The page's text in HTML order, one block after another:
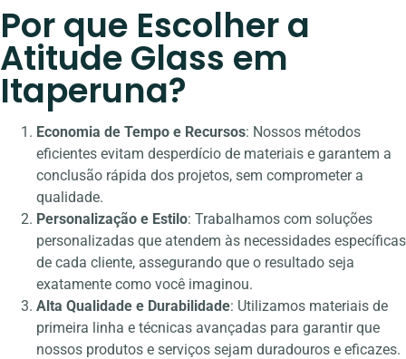
Por que Escolher a
Atitude Glass em
Itaperuna?
Economia de Tempo e Recursos: Nossos métodos
eficientes evitam desperdício de materiais e garantem a
conclusão rápida dos projetos, sem comprometer a
qualidade.
Personalização e Estilo: Trabalhamos com soluções
personalizadas que atendem às necessidades específicas
de cada cliente, assegurando que o resultado seja
exatamente como você imaginou.
Alta Qualidade e Durabilidade: Utilizamos materiais de
primeira linha e técnicas avançadas para garantir que
nossos produtos e serviços sejam duradouros e eficazes.